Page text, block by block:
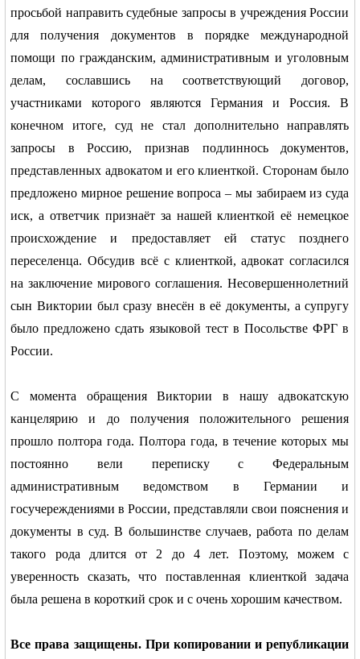
просьбой направить судебные запросы в учреждения России
для получения документов в порядке международной
помощи по гражданским, административным и уголовным
делам, сославшись на соответствующий договор,
участниками которого являются Германия и Россия. В
конечном итоге, суд не стал дополнительно направлять
запросы в Россию, признав подлиннось документов,
представленных адвокатом и его клиенткой. Сторонам было
предложено мирное решение вопроса – мы забираем из суда
иск, а ответчик признаёт за нашей клиенткой её немецкое
происхождение и предоставляет ей статус позднего
переселенца. Обсудив всё с клиенткой, адвокат согласился
на заключение мирового соглашения. Несовершеннолетний
сын Виктории был сразу внесён в её документы, а супругу
было предложено сдать языковой тест в Посольстве ФРГ в
России.
С момента обращения Виктории в нашу адвокатскую
канцелярию и до получения положительного решения
прошло полтора года. Полтора года, в течение которых мы
постоянно вели переписку с Федеральным
административным ведомством в Германии и
госучереждениями в России, представляли свои пояснения и
документы в суд. В большинстве случаев, работа по делам
такого рода длится от 2 до 4 лет. Поэтому, можем с
уверенность сказать, что поставленная клиенткой задача
была решена в короткий срок и с очень хорошим качеством.
Все права защищены. При копировании и републикации